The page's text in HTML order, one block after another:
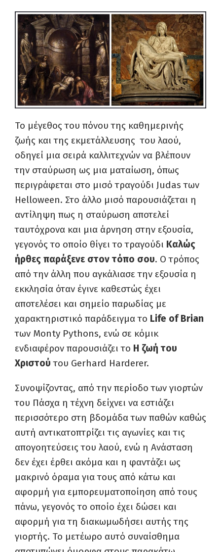
Το μέγεθος του πόνου της καθημερινής
ζωής και της εκμετάλλευσης του λαού,
οδηγεί μια σειρά καλλιτεχνών να βλέπουν
την σταύρωση ως μια ματαίωση, όπως
περιγράφεται στο μισό τραγούδι Judas των
Helloween. Στο άλλο μισό παρουσιάζεται η
αντίληψη πως η σταύρωση αποτελεί
ταυτόχρονα και μια άρνηση στην εξουσία,
γεγονός το οποίο θίγει το τραγούδι Καλώς
ήρθες παράξενε στον τόπο σου. Ο τρόπος
από την άλλη που αγκάλιασε την εξουσία η
εκκλησία όταν έγινε καθεστώς έχει
αποτελέσει και σημείο παρωδίας με
χαρακτηριστικό παράδειγμα το Life of Brian
των Monty Pythons, ενώ σε κόμικ
ενδιαφέρον παρουσιάζει το Η ζωή του
Χριστούτου Gerhard Harderer.
Συνοψίζοντας, από την περίοδο των γιορτών
του Πάσχα η τέχνη δείχνει να εστιάζει
περισσότερο στη βδομάδα των παθών καθώς
αυτή αντικατοπτρίζει τις αγωνίες και τις
απογοητεύσεις του λαού, ενώ η Ανάσταση
δεν έχει έρθει ακόμα και η φαντάζει ως
μακρινό όραμα για τους από κάτω και
αφορμή για εμπορευματοποίηση από τους
πάνω, γεγονός το οποίο έχει δώσει και
αφορμή για τη διακωμωδήσει αυτής της
γιορτής. Το μετέωρο αυτό συναίσθημα